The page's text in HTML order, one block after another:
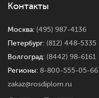
Контакты
Москва: (495) 987-4136
Петербург: (812) 448-5335
Волгоград: (8442) 98-6161
Регионы: 8-800-555-05-66
zakaz@rosdiplom.ru